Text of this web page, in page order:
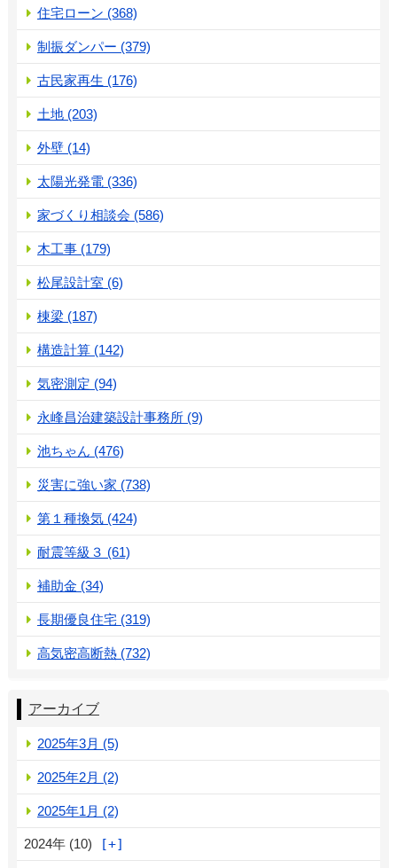
住宅ローン (368)
制振ダンパー (379)
古民家再生 (176)
土地 (203)
外壁 (14)
太陽光発電 (336)
家づくり相談会 (586)
木工事 (179)
松尾設計室 (6)
棟梁 (187)
構造計算 (142)
気密測定 (94)
永峰昌治建築設計事務所 (9)
池ちゃん (476)
災害に強い家 (738)
第１種換気 (424)
耐震等級３ (61)
補助金 (34)
長期優良住宅 (319)
高気密高断熱 (732)
アーカイブ
2025年3月 (5)
2025年2月 (2)
2025年1月 (2)
2024年 (10)